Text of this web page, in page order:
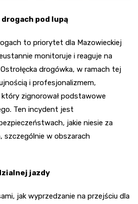
pod lupą
to priorytet dla Mazowieckiej
monitoruje i reaguje na
drogówka, w ramach tej
i profesjonalizmem,
zignorował podstawowe
Ten incydent jest
jakie niesie za
szczególnie w obszarach
jazdy
jak wyprzedzanie na przejściu dla